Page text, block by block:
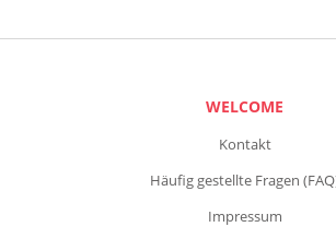
WELCOME
Kontakt
Häufig gestellte Fragen
Impressum